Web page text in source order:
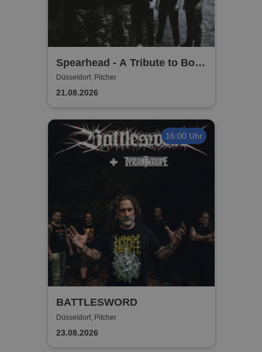
Spearhead - A Tribute to Bolt
Thrower
Düsseldorf, Pitcher
21.08.2026
16:00 Uhr
BATTLESWORD
Düsseldorf, Pitcher
23.08.2026